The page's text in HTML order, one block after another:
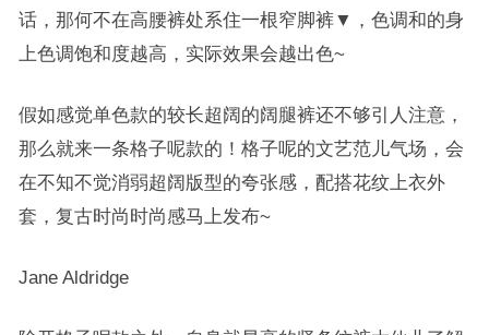
话，那何不在高腰裤处系住一根窄脚裤▼，色调和的身
上色调饱和度越高，实际效果会越出色~
假如感觉单色款的较长超阔的阔腿裤还不够引人注意，
那么就来一条格子呢款的！格子呢的文艺范儿气场，会
在不知不觉消弱超阔版型的夸张感，配搭花纹上衣外
套，复古时尚时尚感马上发布~
Jane Aldridge